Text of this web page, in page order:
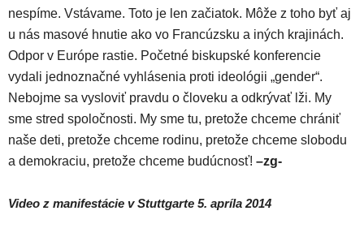
nespíme. Vstávame. Toto je len začiatok. Môže z toho byť aj
u nás masové hnutie ako vo Francúzsku a iných krajinách.
Odpor v Európe rastie. Početné biskupské konferencie
vydali jednoznačné vyhlásenia proti ideológii „gender“.
Nebojme sa vysloviť pravdu o človeku a odkrývať lži. My
sme stred spoločnosti. My sme tu, pretože chceme chrániť
naše deti, pretože chceme rodinu, pretože chceme slobodu
a demokraciu, pretože chceme budúcnosť! –zg-
Video z manifestácie v Stuttgarte 5. apríla 2014